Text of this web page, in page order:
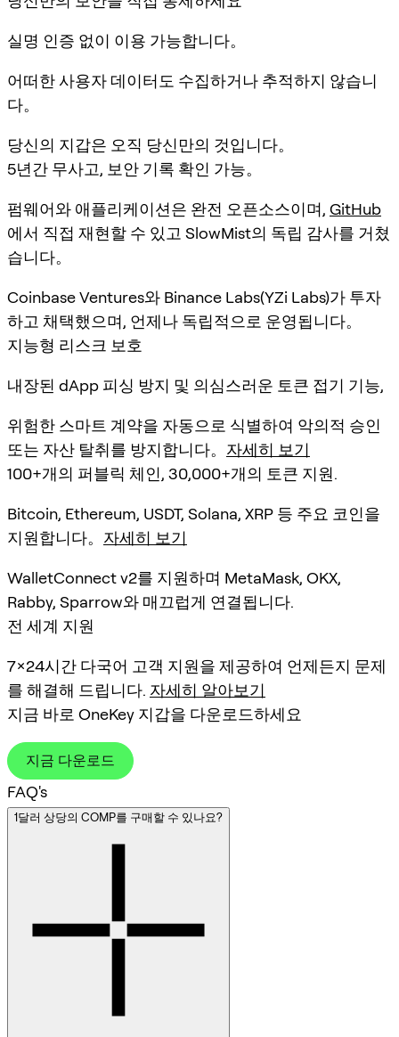
실명 인증 없이 이용 가능합니다。
어떠한 사용자 데이터도 수집하거나 추적하지 않습니
다。
당신의 지갑은 오직 당신만의 것입니다。
5년간 무사고, 보안 기록 확인 가능。
펌웨어와 애플리케이션은 완전 오픈소스이며, GitHub
에서 직접 재현할 수 있고 SlowMist의 독립 감사를 거쳤
습니다。
Coinbase Ventures와 Binance Labs(YZi Labs)가 투자
하고 채택했으며, 언제나 독립적으로 운영됩니다。
지능형 리스크 보호
내장된 dApp 피싱 방지 및 의심스러운 토큰 접기 기능,
위험한 스마트 계약을 자동으로 식별하여 악의적 승인
또는 자산 탈취를 방지합니다。 자세히 보기
100+개의 퍼블릭 체인, 30,000+개의 토큰 지원.
Bitcoin, Ethereum, USDT, Solana, XRP 등 주요 코인을
지원합니다。 자세히 보기
WalletConnect v2를 지원하며 MetaMask, OKX,
Rabby, Sparrow와 매끄럽게 연결됩니다.
전 세계 지원
7×24시간 다국어 고객 지원을 제공하여 언제든지 문제
를 해결해 드립니다. 자세히 알아보기
지금 바로 OneKey 지갑을 다운로드하세요
지금 다운로드
FAQ's
1달러 상당의 COMP를 구매할 수 있나요?